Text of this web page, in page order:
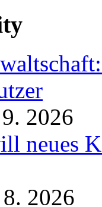
2026
neues
2026